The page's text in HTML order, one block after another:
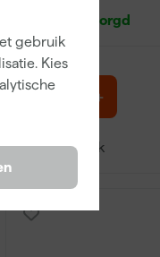
gebruik
Kies
Morgen bezorgd
13,39
Vergelijk